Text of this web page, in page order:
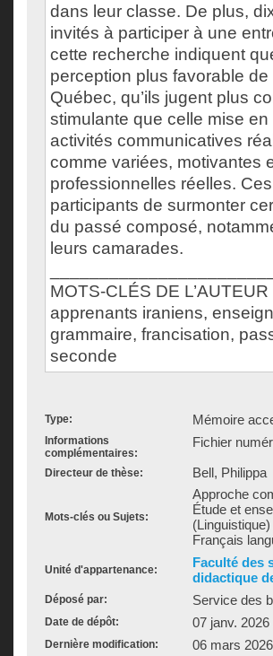
dans leur classe. De plus,
invités à participer à une
cette recherche indiquent
perception plus favorable
Québec, qu’ils jugent plus
stimulante que celle mise
activités communicatives
comme variées, motivantes
professionnelles réelles.
participants de surmonter
du passé composé,
leurs camarades.
MOTS-CLÉS DE
apprenants iraniens,
grammaire, francisation,
seconde
Type: Mémoire
Informations
complémentaires:
Fichier
Directeur de thèse: Bell, Philippa
Mots-clés ou Sujets:
Approche
Étude et
Français
Unité d'appartenance:
Faculté des
didactique
Déposé par: Service des
Date de dépôt: 07 janv. 2026
Dernière modification: 06 mars